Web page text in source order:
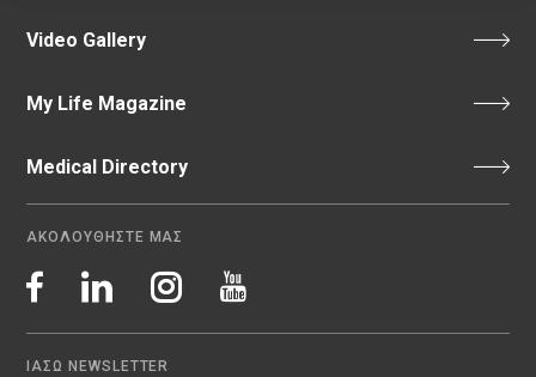
Video Gallery
My Life Magazine
Medical Directory
ΑΚΟΛΟΥΘΗΣΤΕ ΜΑΣ
ΙΑΣΩ NEWSLETTER